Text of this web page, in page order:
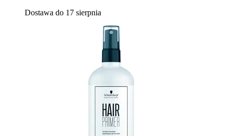
Dostawa do 17 sierpnia